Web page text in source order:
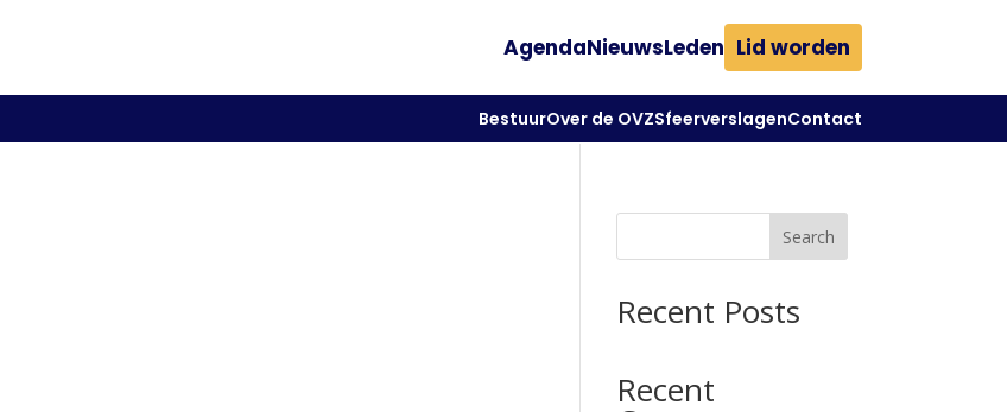
AgendaNieuwsLeden Lid worden
BestuurOver de OVZSfeerverslagenContact
Search
Recent Posts
Recent